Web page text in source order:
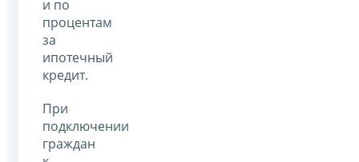
и по
процентам
за
ипотечный
кредит.
При
подключении
граждан